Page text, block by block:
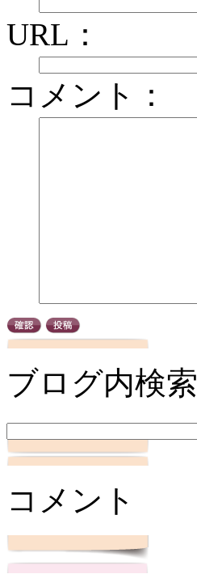
URL：
コメント：
ブログ内検索
コメント